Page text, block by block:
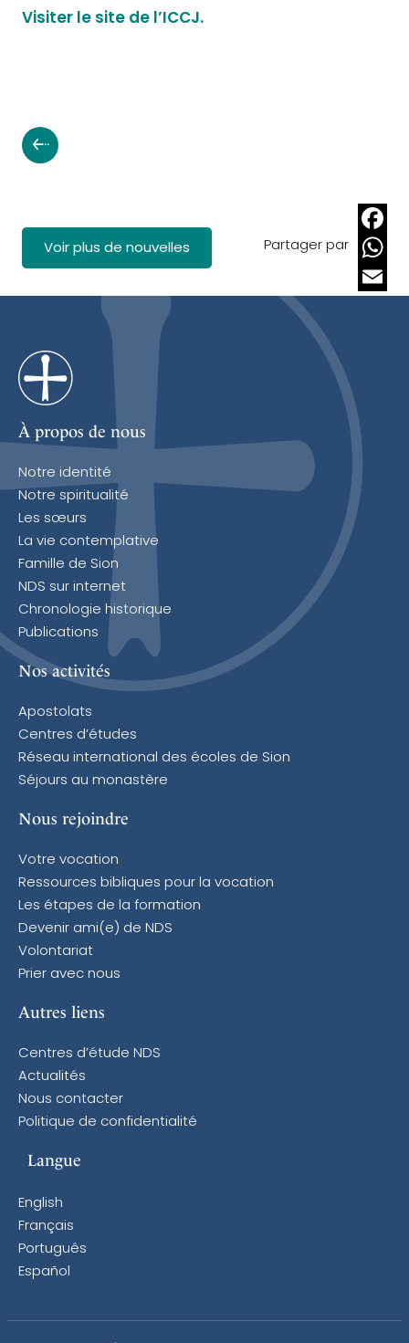
Visiter le site de l’ ICCJ.
Voir plus de nouvelles Partager par
À propos de nous
Notre identité
Notre spiritualité
Les sœurs
La vie contemplative
Famille de Sion
NDS sur internet
Chronologie historique
Publications
Nos activités
Apostolats
Centres d’études
Réseau international des écoles de Sion
Séjours au monastère
Nous rejoindre
Votre vocation
Ressources bibliques pour la vocation
Les étapes de la formation
Devenir ami(e) de NDS
Volontariat
Prier avec nous
Autres liens
Centres d’étude NDS
Actualités
Nous contacter
Politique de confidentialité
Langue
English
Français
Português
Español